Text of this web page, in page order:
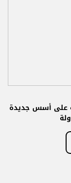
على أسس جديدة